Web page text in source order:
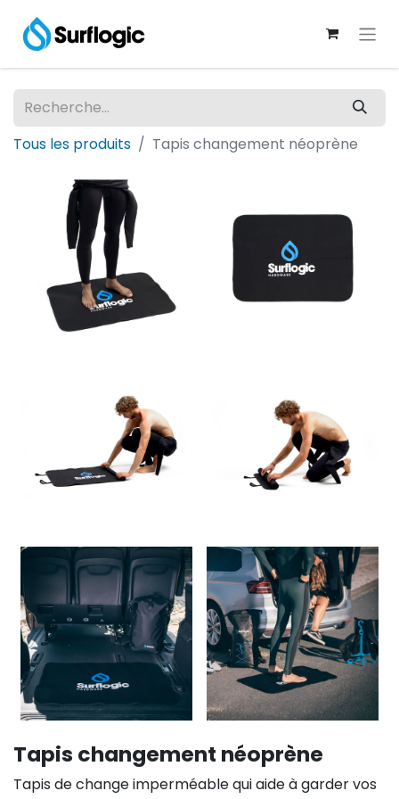
Tous les produits Tapis changement néoprène
Tapis changement néoprène
Tapis de change imperméable qui aide à garder vos